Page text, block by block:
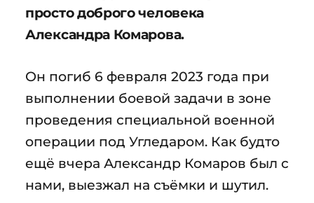
просто доброго человека
Александра Комарова.
Он погиб 6 февраля 2023 года при
выполнении боевой задачи в зоне
проведения специальной военной
операции под Угледаром. Как будто
ещё вчера Александр Комаров был с
нами, выезжал на съёмки и шутил.